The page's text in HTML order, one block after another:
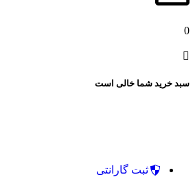
0
سبد خرید شما خالی است
ثبت گارانتی